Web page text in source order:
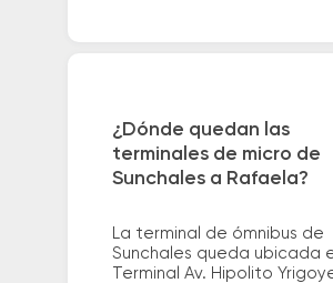
¿Dónde quedan las
terminales de micro de
Sunchales a Rafaela?
La terminal de ómnibus de
Sunchales queda ubicada
Terminal Av. Hipolito